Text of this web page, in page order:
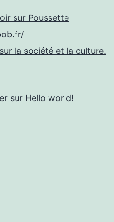
sur Poussette
la société et la culture.
sur Hello world!